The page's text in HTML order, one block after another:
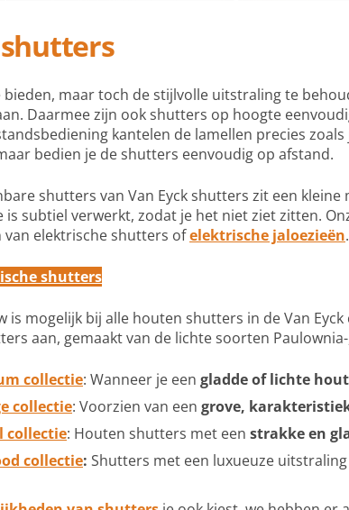
maar toch de stijlvolle uitstraling te
Daarmee zijn ook shutters op hoogte
kantelen de lamellen precies
bedien je de shutters eenvoudig op afstand.
shutters van Van Eyck shutters zit een
subtiel verwerkt, zodat je het niet ziet zitten.
van elektrische shutters ofelektrische jaloezieën.
shutters
is mogelijk bij alle houten shutters in de Van
aan, gemaakt van de lichte soorten
collectie: Wanneer je een gladde of lichte
collectie: Voorzien van een grove,
collectie: Houten shutters met een strakke en
collectie: Shutters met een luxueuze